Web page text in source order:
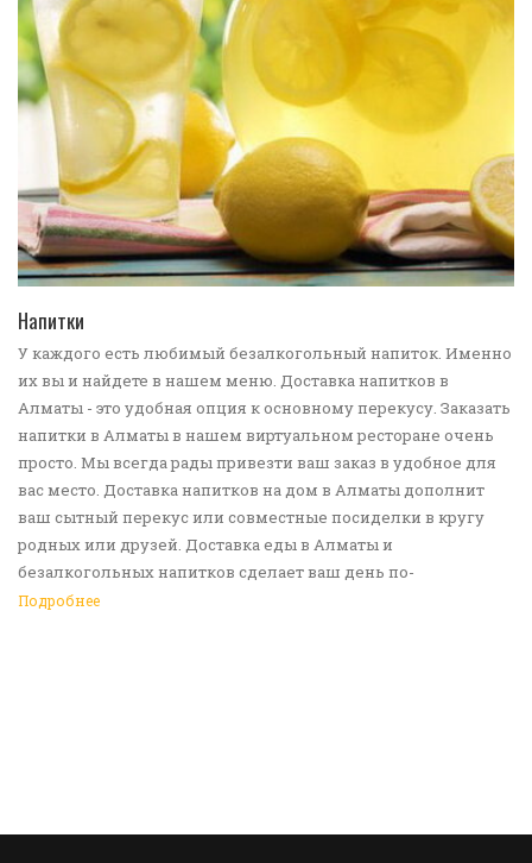
Напитки
У каждого есть любимый безалкогольный напиток. Именно
их вы и найдете в нашем меню. Доставка напитков в
Алматы - это удобная опция к основному перекусу. Заказать
напитки в Алматы в нашем виртуальном ресторане очень
просто. Мы всегда рады привезти ваш заказ в удобное для
вас место. Доставка напитков на дом в Алматы дополнит
ваш сытный перекус или совместные посиделки в кругу
родных или друзей. Доставка еды в Алматы и
безалкогольных напитков сделает ваш день по-
настоящему ярким и беззаботным. Обращайтесь к нам за
Подробнее